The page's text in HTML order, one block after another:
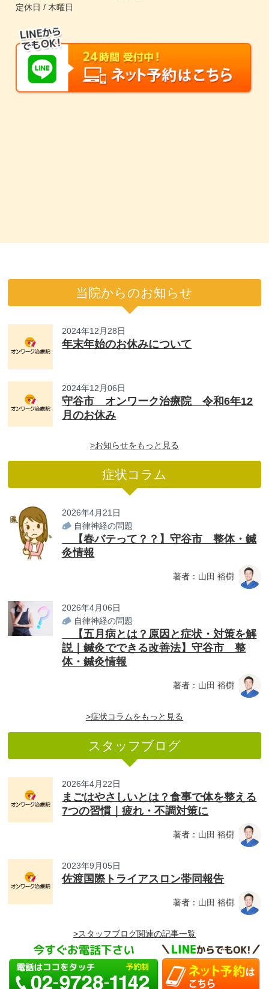
定休日 / 木曜日
当院からのお知らせ
2024年12月28日
年末年始のお休みについて
2024年12月06日
守谷市 オンワーク治療院 令和6年12
月のお休み
>お知らせをもっと見る
症状コラム
2026年4月21日
自律神経の問題
【春バテって？？】守谷市 整体・鍼
灸情報
著者：山田 裕樹
2026年4月06日
自律神経の問題
【五月病とは？原因と症状・対策を解
説｜鍼灸でできる改善法】守谷市 整
体・鍼灸情報
著者：山田 裕樹
>症状コラムをもっと見る
スタッフブログ
2026年4月22日
まごはやさしいとは？食事で体を整える
7つの習慣｜疲れ・不調対策に
著者：山田 裕樹
2023年9月05日
佐渡国際トライアスロン帯同報告
著者：山田 裕樹
>スタッフブログ関連の記事一覧